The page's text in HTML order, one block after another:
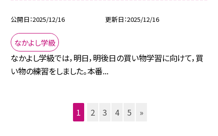
公開日 2025/12/16 更新日 2025/12/16
なかよし学級
なかよし学級では，明日，明後日の買い物学習に向けて，買
い物の練習をしました。本番...
1 2 3 4 5 »